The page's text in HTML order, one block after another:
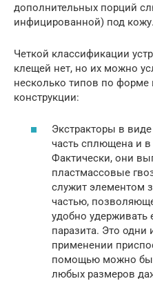
дополнительных порций
инфицированной) под кожу.
Четкой классификации
клещей нет, но их можно
несколько типов по форме
конструкции:
Экстракторы в
часть сплющена и в
Фактически, они
пластмассовые
служит элементом
частью,
удобно удерживать
паразита. Это
применении
помощью можно
любых размеров